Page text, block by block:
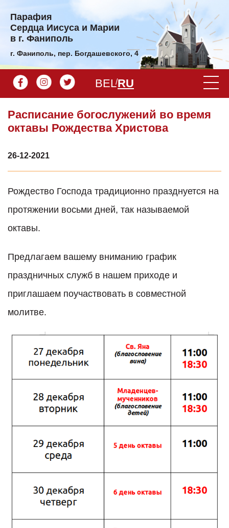
Парафия
Сердца Иисуса и Марии
в г. Фаниполь
г. Фаниполь, пер. Богдашевского, 4
BELRU
Расписание богослужений во время
октавы Рождества Христова
26-12-2021
Рождество Господа традиционно празднуется на
протяжении восьми дней, так называемой
октавы.
Предлагаем вашему вниманию график
праздничных служб в нашем приходе и
приглашаем поучаствовать в совместной
молитве.